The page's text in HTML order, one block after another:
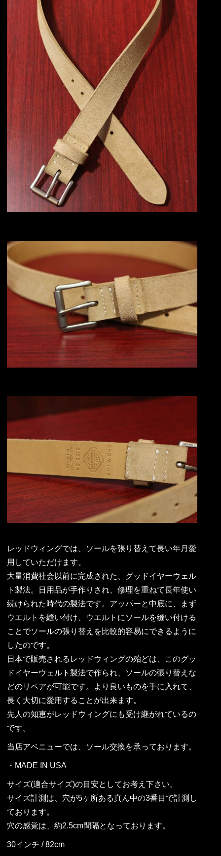
レッドウィングでは、ソールを張り替えて長い年月愛
用していただけます。
大量消費社会以前に完成された、グッドイヤーウェル
ト製法。日用品が手作りされ、修理を重ねて長年使い
続けられた時代の製法です。アッパーと中底に、まず
ウエルトを縫い付け、ウエルトにソールを縫い付ける
ことでソールの張り替えを比較的容易にできるように
したのです。
日本で販売されるレッドウィングの殆どは、このグッ
ドイヤーウェルト製法で作られ、ソールの張り替えな
どのリペアが可能です。より良いものを手に入れて、
長く大切に愛用することが出来ます。
先人の知恵がレッドウィングにも受け継がれているの
です。
当店アベニューでは、ソール交換を承っております。
・MADE IN USA
サイズ(適合サイズ)の目安としてお考え下さい。
サイズ計測は、穴が5ヶ所ある真ん中の3番目で計測し
ております。
穴の感覚は、約2.5cm間隔となっております。
30インチ / 82cm